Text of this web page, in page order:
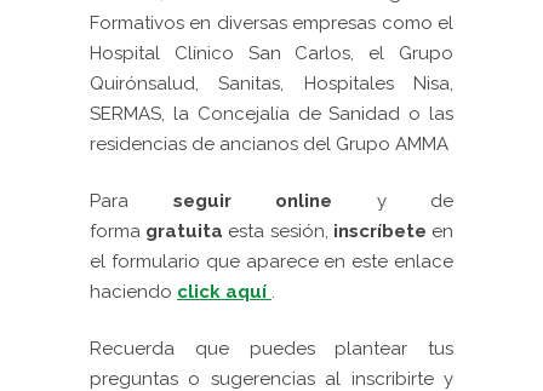
Formativos en diversas empresas como el
Hospital Clínico San Carlos, el Grupo
Quirónsalud, Sanitas, Hospitales Nisa,
SERMAS, la Concejalía de Sanidad o las
residencias de ancianos del Grupo AMMA
Para seguir online y de
forma gratuita esta sesión, inscríbete en
el formulario que aparece en este enlace
haciendo click aquí
Recuerda que puedes plantear tus
preguntas o sugerencias al inscribirte y